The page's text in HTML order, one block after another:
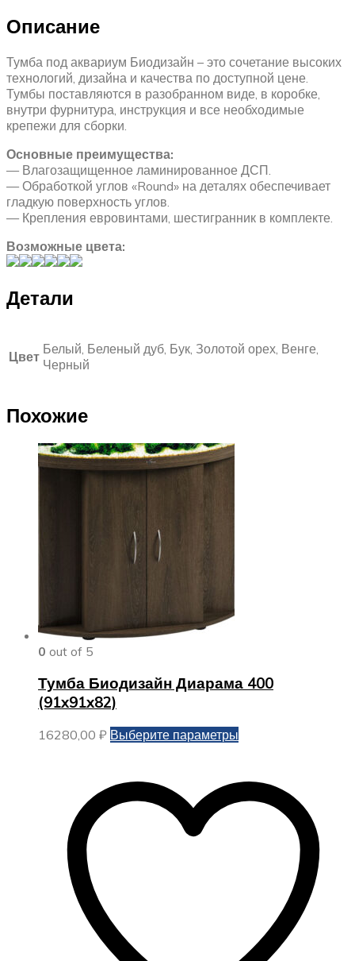
Описание
Тумба под аквариум Биодизайн – это сочетание высоких
технологий, дизайна и качества по доступной цене.
Тумбы поставляются в разобранном виде, в коробке,
внутри фурнитура, инструкция и все необходимые
крепежи для сборки.
Основные преимущества:
— Влагозащищенное ламинированное ДСП.
— Обработкой углов «Round» на деталях обеспечивает
гладкую поверхность углов.
— Крепления евровинтами, шестигранник в комплекте.
Возможные цвета:
Детали
Цвет Белый, Беленый дуб, Бук, Золотой орех, Венге,
Черный
Похожие
0 out of 5
Тумба Биодизайн Диарама 400
(91x91x82)
16280,00 ₽ Выберите параметры
несколько
вариаций.
Опции